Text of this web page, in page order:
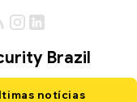
Brazil
notícias